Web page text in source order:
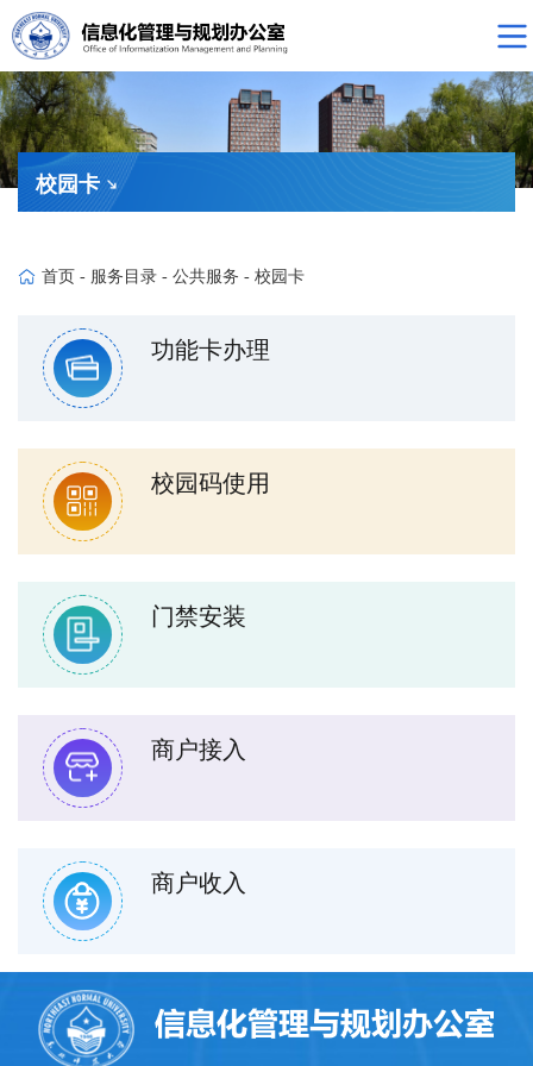
校园卡
首页 - 服务目录 - 公共服务 - 校园卡
功能卡办理
校园码使用
门禁安装
商户接入
商户收入